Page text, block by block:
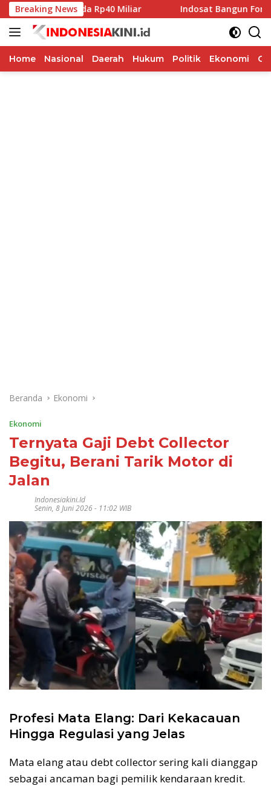
Langsung
ke
konten
Breaking News
Pilkada Rp40 Miliar Indosat Bangun Fondasi
Home Nasional Daerah Hukum Politik Ekonomi
Beranda Ekonomi
Ekonomi
Ternyata Gaji Debt Collector
Begitu, Berani Tarik Motor di
Jalan
Indonesiakini.id
Senin, 8 Juni 2026 - 11:02 WIB
Profesi Mata Elang: Dari Kekacauan
Hingga Regulasi yang Jelas
Mata elang atau debt collector sering kali dianggap
sebagai ancaman bagi pemilik kendaraan kredit.